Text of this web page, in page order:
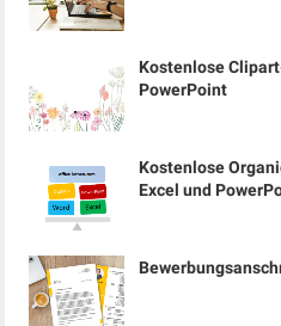
Kostenlose
PowerPoint
Kostenlose
Excel und